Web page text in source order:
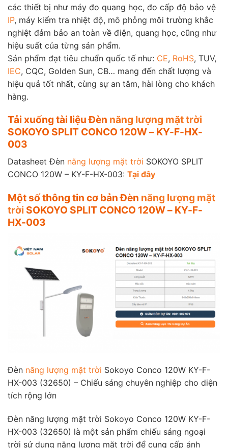
các thiết bị như máy đo quang học, đo cấp độ bảo vệ
IP, máy kiểm tra nhiệt độ, mô phỏng môi trường khắc
nghiệt đảm bảo an toàn về điện, quang học, cũng như
hiệu suất của từng sản phẩm.
Sản phẩm đạt tiêu chuẩn quốc tế như: CE, RoHS, TUV,
IEC, CQC, Golden Sun, CB… mang đến chất lượng và
hiệu quả tốt nhất, cùng sự an tâm, hài lòng cho khách
hàng.
Tải xuống tài liệu Đèn năng lượng mặt trời
SOKOYO SPLIT CONCO 120W – KY-F-HX-
003
Datasheet Đèn năng lượng mặt trời SOKOYO SPLIT
CONCO 120W – KY-F-HX-003: Tại đây
Một số thông tin cơ bản Đèn năng lượng mặt
trời SOKOYO SPLIT CONCO 120W – KY-F-
HX-003
Đèn năng lượng mặt trời Sokoyo Conco 120W KY-F-
HX-003 (32650) – Chiếu sáng chuyên nghiệp cho diện
tích rộng lớn
Đèn năng lượng mặt trời Sokoyo Conco 120W KY-F-
HX-003 (32650) là một sản phẩm chiếu sáng ngoại
trời sử dụng năng lượng mặt trời để cung cấp ánh